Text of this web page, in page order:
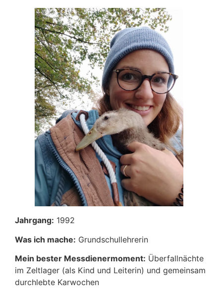
Jahrgang: 1992
Was ich mache: Grundschullehrerin
Mein bester Messdienermoment: Überfallnächte
im Zeltlager (als Kind und Leiterin) und gemeinsam
durchlebte Karwochen